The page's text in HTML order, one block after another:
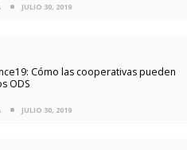
JULIO 30, 2019
Cómo las cooperativas pueden
ODS
JULIO 30, 2019